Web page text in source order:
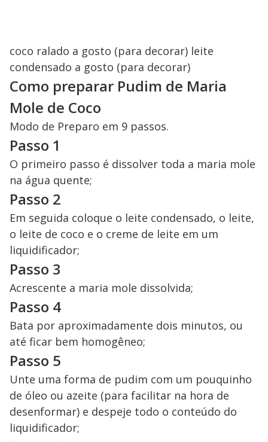
coco ralado a gosto (para decorar) leite
condensado a gosto (para decorar)
Como preparar Pudim de Maria
Mole de Coco
Modo de Preparo em 9 passos.
Passo 1
O primeiro passo é dissolver toda a maria mole
na água quente;
Passo 2
Em seguida coloque o leite condensado, o leite,
o leite de coco e o creme de leite em um
liquidificador;
Passo 3
Acrescente a maria mole dissolvida;
Passo 4
Bata por aproximadamente dois minutos, ou
até ficar bem homogêneo;
Passo 5
Unte uma forma de pudim com um pouquinho
de óleo ou azeite (para facilitar na hora de
desenformar) e despeje todo o conteúdo do
liquidificador;